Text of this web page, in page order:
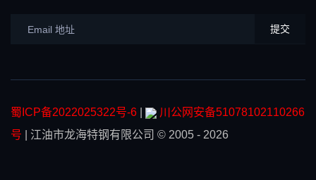
提交
蜀ICP备2022025322号-6
川公网安备51078102110266
号
江油市龙海特钢有限公司 © 2005 - 2026